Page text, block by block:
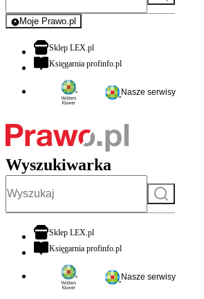
Moje Prawo.pl
- rejestracja i logowanie do serwisu
Sklep LEX.plotwiera się w nowej karcie
Księgarnia profinfo.plotwiera się w nowej karcie
Nasze serwisy
Wyszukiwarka
Szukaj
Sklep LEX.plotwiera się w nowej karcie
Księgarnia profinfo.plotwiera się w nowej karcie
Nasze serwisy